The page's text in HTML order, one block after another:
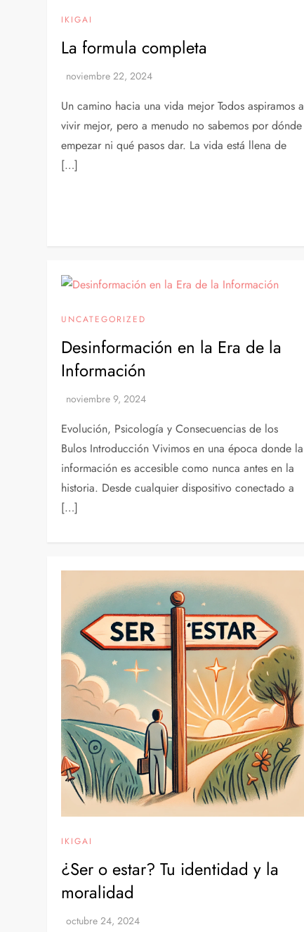
IKIGAI
La formula completa
Un camino hacia una vida mejor Todos aspiramos a
vivir mejor, pero a menudo no sabemos por dónde
empezar ni qué pasos dar. La vida está llena de
[…]
UNCATEGORIZED
Desinformación en la Era de la
Información
Evolución, Psicología y Consecuencias de los
Bulos Introducción Vivimos en una época donde la
información es accesible como nunca antes en la
historia. Desde cualquier dispositivo conectado a
[…]
IKIGAI
¿Ser o estar? Tu identidad y la
moralidad